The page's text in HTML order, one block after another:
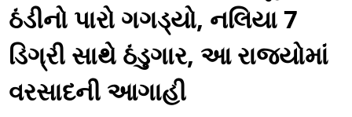
ઠંડીનો પારો ગગડ્યો, નલિયા 7
ડિગ્રી સાથે ઠંડુગાર, આ રાજ્યોમાં
વરસાદની આગાહી